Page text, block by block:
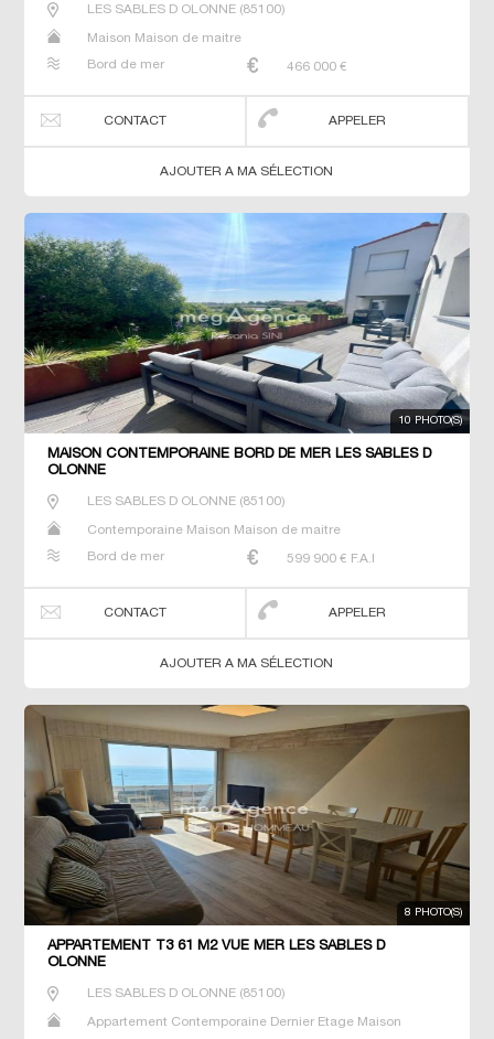
LES SABLES D OLONNE(85100)
Maison Maison de maitre
Bord de mer 466 000 €
CONTACT APPELER
AJOUTER A MA SÉLECTION
10 PHOTO(S)
MAISON CONTEMPORAINE BORD DE MER LES SABLES D
OLONNE
LES SABLES D OLONNE(85100)
Contemporaine Maison Maison de maitre
Bord de mer 599 900 € F.A.I
CONTACT APPELER
AJOUTER A MA SÉLECTION
8 PHOTO(S)
APPARTEMENT T3 61 M2 VUE MER LES SABLES D
OLONNE
LES SABLES D OLONNE(85100)
Appartement Contemporaine Dernier Etage Maison